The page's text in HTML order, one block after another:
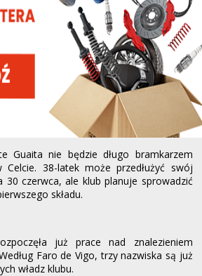
Guaita nie będzie długo bramkarzem
38-latek może przedłużyć swój
30 czerwca, ale klub planuje sprowadzić
składu.
już prace nad znalezieniem
Faro de Vigo, trzy nazwiska są już
władz klubu.